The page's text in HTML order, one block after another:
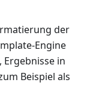
der
Engine
Ergebnisse in
Beispiel als